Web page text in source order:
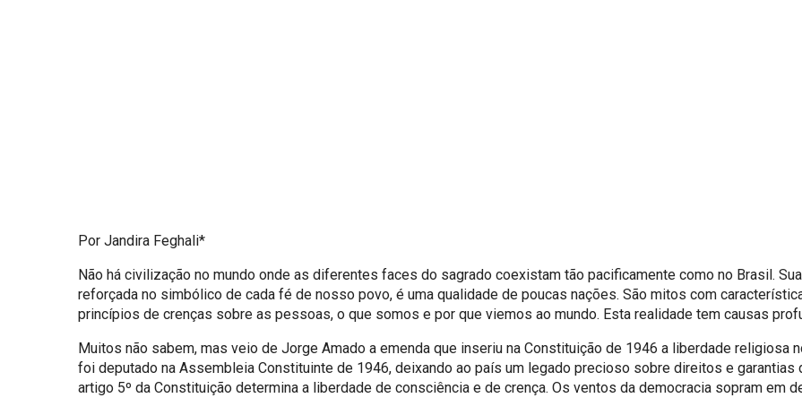
Por Jandira Feghali*
Não há civilização no mundo onde as diferentes faces do sagrado coexistam tão pacificamente como no Brasil.
reforçada no simbólico de cada fé de nosso povo, é uma qualidade de poucas nações. São mitos com
princípios de crenças sobre as pessoas, o que somos e por que viemos ao mundo. Esta realidade tem causas
Muitos não sabem, mas veio de Jorge Amado a emenda que inseriu na Constituição de 1946 a liberdade religiosa
foi deputado na Assembleia Constituinte de 1946, deixando ao país um legado precioso sobre direitos e
artigo 5º da Constituição determina a liberdade de consciência e de crença. Os ventos da democracia sopram em